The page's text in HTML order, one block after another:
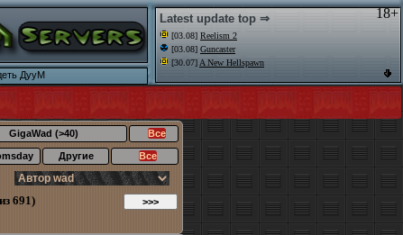
18+
Latest update top ⇒
[03.08] Reelism 2
[03.08] Guncaster
[30.07] A New Hellspawn
ДууМ
GigaWad (>40) Все
Другие Все
691)